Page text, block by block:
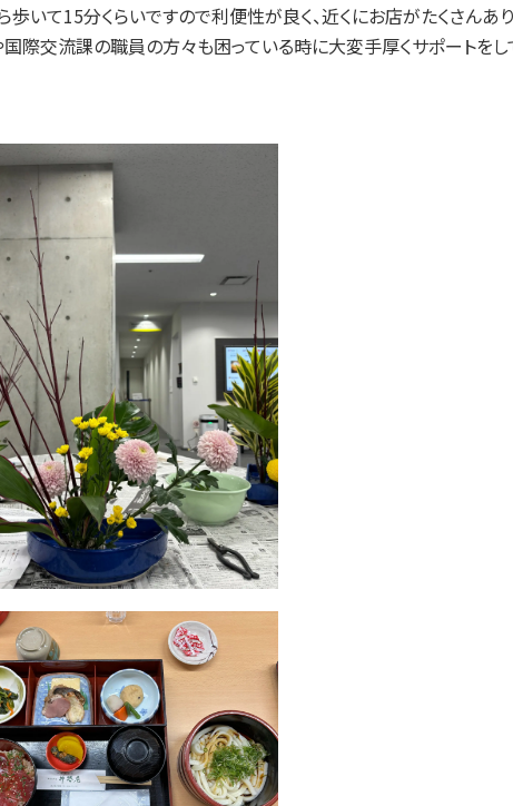
いて15分くらいですので利便性が良く、近くにお店がたくさんあ
際交流課の職員の方々も困っている時に大変手厚くサポートをし